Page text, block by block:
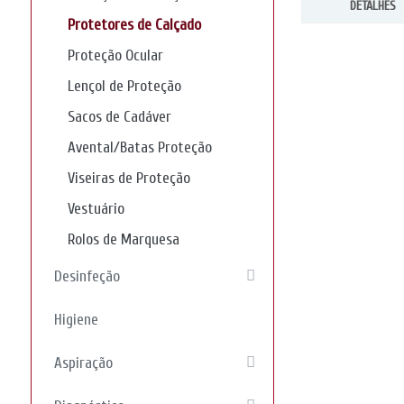
Protetores de Calçado
Proteção Ocular
Lençol de Proteção
Sacos de Cadáver
Avental/Batas Proteção
Viseiras de Proteção
Vestuário
Rolos de Marquesa
Desinfeção
Higiene
Aspiração
DETALHES